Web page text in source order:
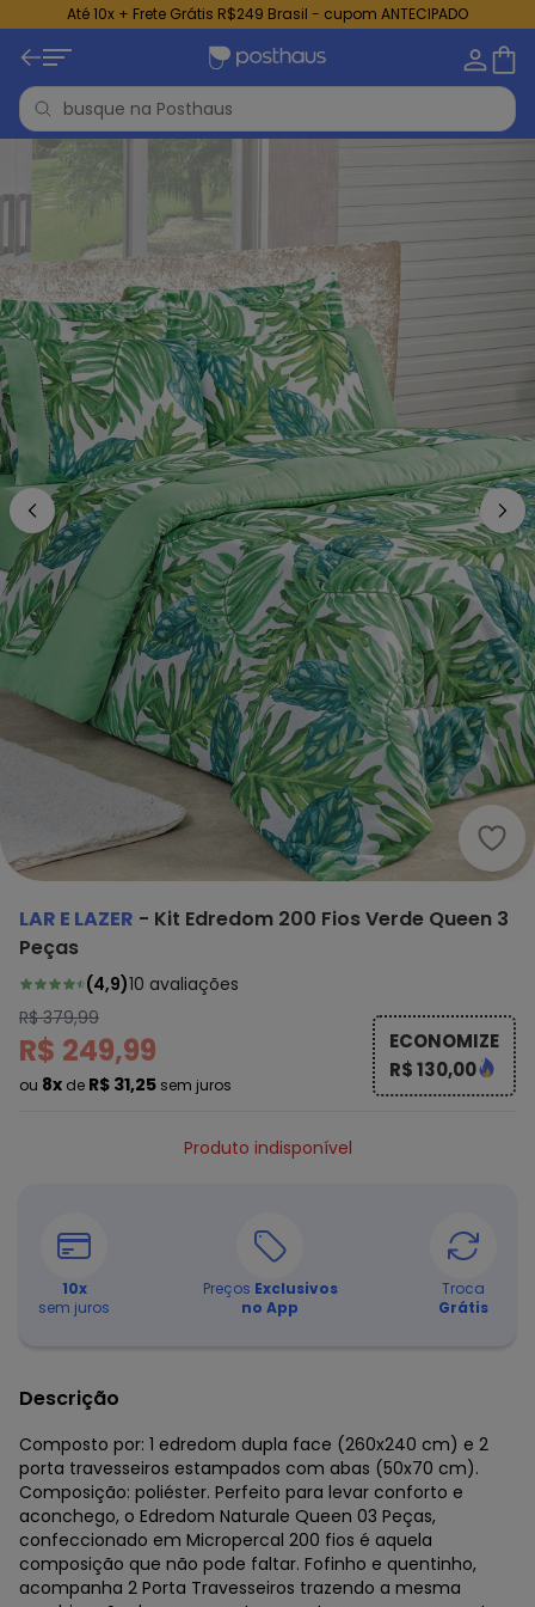
Até 10x + Frete Grátis R$249 Brasil - cupom ANTECIPADO
Lar
LAR E LAZER - Kit Edredom 200 Fios Verde Queen 3
Peças
(4,9)10 avaliações
R$ 379,99
R$ 249,99
ou 8x de R$ 31,25 sem juros
ECONOMIZE
R$ 130,00
Produto indisponível
10x
sem juros
Preços Exclusivos
no App
Troca
Grátis
Descrição
Composto por: 1 edredom dupla face (260x240 cm) e 2
porta travesseiros estampados com abas (50x70 cm).
Composição: poliéster. Perfeito para levar conforto e
aconchego, o Edredom Naturale Queen 03 Peças,
confeccionado em Micropercal 200 fios é aquela
composição que não pode faltar. Fofinho e quentinho,
acompanha 2 Porta Travesseiros trazendo a mesma